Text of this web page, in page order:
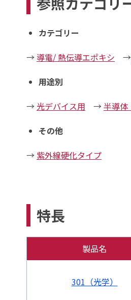
カテゴリー
→導電/ 熱伝導エポキシ →
用途別
→ 光デバイス用 →半導体
その他
→ 紫外線硬化タイプ
特長
製品名
301（光学）